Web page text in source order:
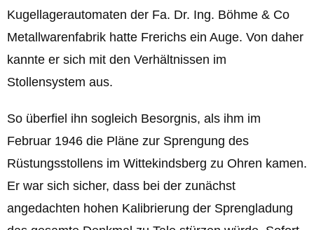
Kugellagerautomaten der Fa. Dr. Ing. Böhme & Co
Metallwarenfabrik hatte Frerichs ein Auge. Von daher
kannte er sich mit den Verhältnissen im
Stollensystem aus.
So überfiel ihn sogleich Besorgnis, als ihm im
Februar 1946 die Pläne zur Sprengung des
Rüstungsstollens im Wittekindsberg zu Ohren kamen.
Er war sich sicher, dass bei der zunächst
angedachten hohen Kalibrierung der Sprengladung